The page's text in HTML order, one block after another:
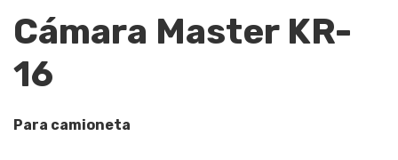
Cámara Master KR-
16
Para camioneta